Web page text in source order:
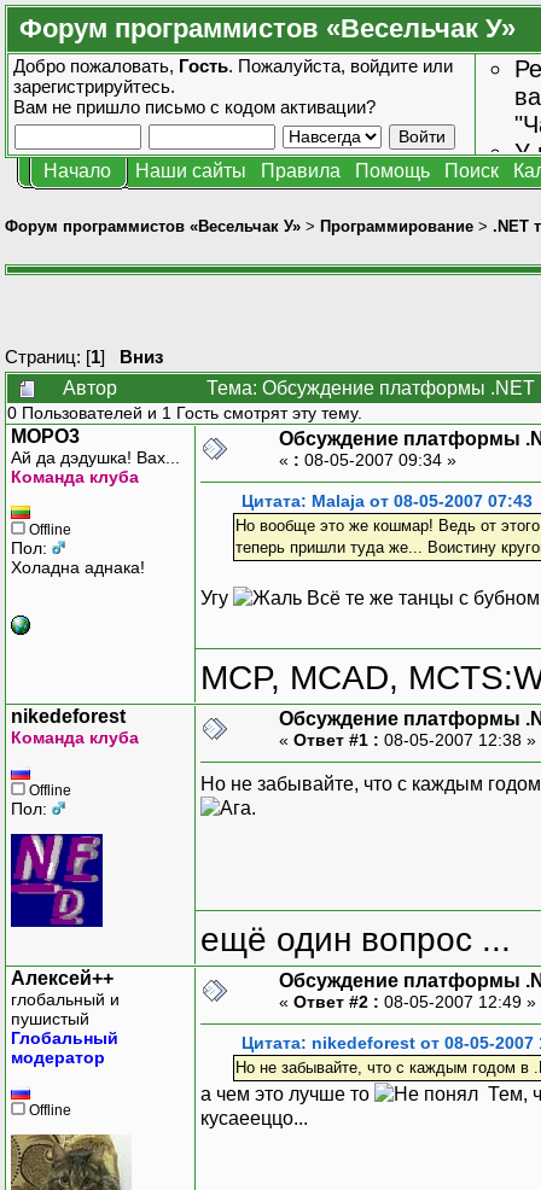
Форум программистов «Весельчак У»
Добро пожаловать, Гость. Пожалуйста, войдите или
зарегистрируйтесь.
Вам не пришло письмо с кодом активации?
У
Начало Наши сайты Правила Помощь Поиск
Форум программистов «Весельчак У» > Программирование > .NET
Страниц: [1] Вниз
Автор
Тема: Обсуждение платформы .NET
0 Пользователей и 1 Гость смотрят эту тему.
MOPO3
Ай да дэдушка! Вах...
Команда клуба
Offline
Пол:
Холадна аднака!
Обсуждение платформы
« : 08-05-2007 09:34 »
Цитата: Malaja от 08-05-2007 07:43
Но вообще это же кошмар! Ведь от этого
теперь пришли туда же... Воистину
Угу Всё те же танцы с
MCP, MCAD,
nikedeforest
Команда клуба
Offline
Пол:
Обсуждение платформы
« Ответ #1 : 08-05-2007 12:38 »
Но не забывайте, что с каждым
.
ещё один вопрос ...
Алексей++
глобальный и
пушистый
Глобальный
модератор
Offline
Обсуждение платформы
« Ответ #2 : 08-05-2007 12:49 »
Цитата: nikedeforest от 08-05-2007
Но не забывайте, что с каждым годом
а чем это лучше то
Тем,
кусаееццо...